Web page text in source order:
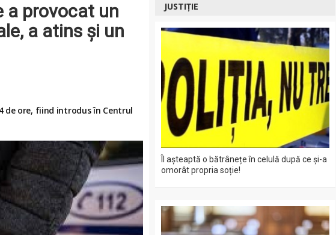
a provocat un
a atins și un
de ore, fiind introdus în Centrul
JUSTIȚIE
Îl așteaptă o bătrânețe în celulă după ce și-a
omorât propria soție!